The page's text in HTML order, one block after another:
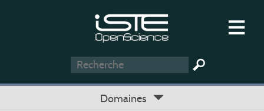
Domaines